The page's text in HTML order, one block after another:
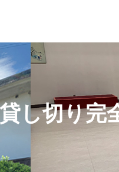
し切り完